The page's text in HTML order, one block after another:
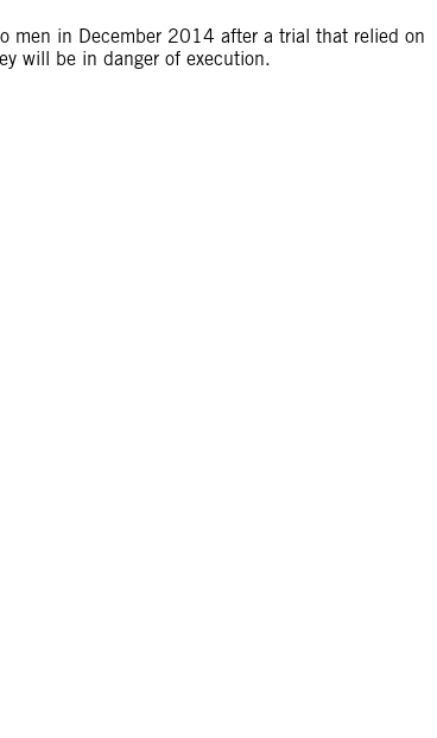
men in December 2014 after a trial that relied on
will be in danger of execution.